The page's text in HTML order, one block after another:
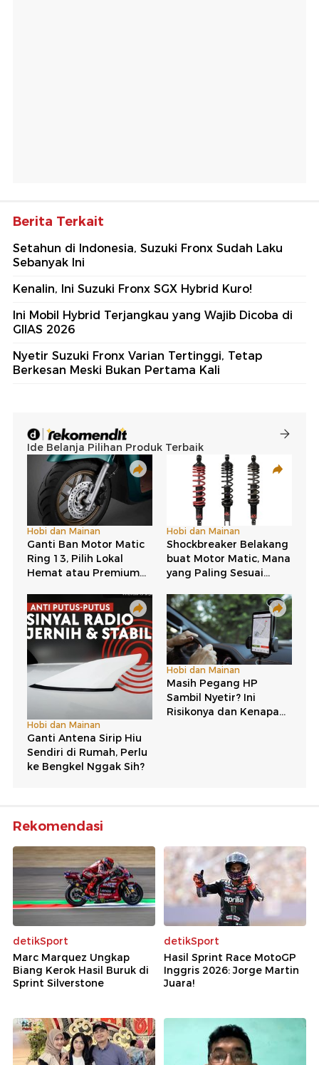
Berita Terkait
Setahun di Indonesia, Suzuki Fronx Sudah Laku
Sebanyak Ini
Kenalin, Ini Suzuki Fronx SGX Hybrid Kuro!
Ini Mobil Hybrid Terjangkau yang Wajib Dicoba di
GIIAS 2026
Nyetir Suzuki Fronx Varian Tertinggi, Tetap
Berkesan Meski Bukan Pertama Kali
Rekomendasi
detikSport
Marc Marquez Ungkap
Biang Kerok Hasil Buruk di
Sprint Silverstone
detikSport
Hasil Sprint Race MotoGP
Inggris 2026: Jorge Martin
Juara!